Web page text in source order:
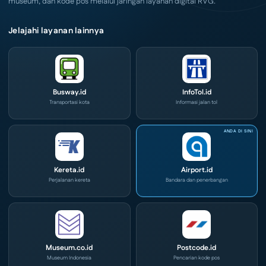
Jelajahi layanan lainnya
Busway.id
Transportasi kota
InfoTol.id
Informasi jalan tol
Kereta.id
Perjalanan kereta
Airport.id
Bandara dan penerbangan
Museum.co.id
Museum Indonesia
Postcode.id
Pencarian kode pos